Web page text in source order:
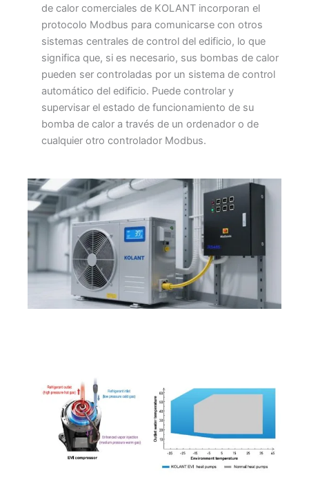
de calor comerciales de KOLANT incorporan el
protocolo Modbus para comunicarse con otros
sistemas centrales de control del edificio, lo que
significa que, si es necesario, sus bombas de calor
pueden ser controladas por un sistema de control
automático del edificio. Puede controlar y
supervisar el estado de funcionamiento de su
bomba de calor a través de un ordenador o de
cualquier otro controlador Modbus.